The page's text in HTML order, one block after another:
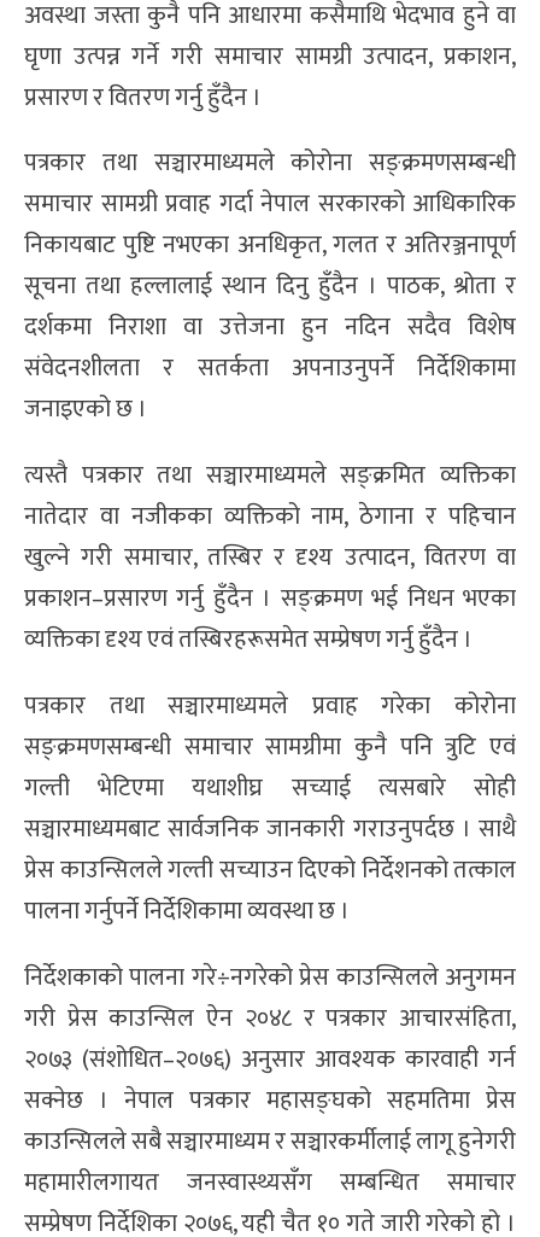
अवस्था जस्ता कुनै पनि आधारमा कसैमाथि भेदभाव हुने वा
घृणा उत्पन्न गर्ने गरी समाचार सामग्री उत्पादन, प्रकाशन,
प्रसारण र वितरण गर्नु हुँदैन ।
पत्रकार तथा सञ्चारमाध्यमले कोरोना सङ्क्रमणसम्बन्धी
समाचार सामग्री प्रवाह गर्दा नेपाल सरकारको आधिकारिक
निकायबाट पुष्टि नभएका अनधिकृत, गलत र अतिरञ्जनापूर्ण
सूचना तथा हल्लालाई स्थान दिनु हुँदैन । पाठक, श्रोता र
दर्शकमा निराशा वा उत्तेजना हुन नदिन सदैव विशेष
संवेदनशीलता र सतर्कता अपनाउनुपर्ने निर्देशिकामा
जनाइएको छ ।
त्यस्तै पत्रकार तथा सञ्चारमाध्यमले सङ्क्रमित व्यक्तिका
नातेदार वा नजीकका व्यक्तिको नाम, ठेगाना र पहिचान
खुल्ने गरी समाचार, तस्बिर र दृश्य उत्पादन, वितरण वा
प्रकाशन–प्रसारण गर्नु हुँदैन । सङ्क्रमण भई निधन भएका
व्यक्तिका दृश्य एवं तस्बिरहरूसमेत सम्प्रेषण गर्नु हुँदैन ।
पत्रकार तथा सञ्चारमाध्यमले प्रवाह गरेका कोरोना
सङ्क्रमणसम्बन्धी समाचार सामग्रीमा कुनै पनि त्रुटि एवं
गल्ती भेटिएमा यथाशीघ्र सच्याई त्यसबारे सोही
सञ्चारमाध्यमबाट सार्वजनिक जानकारी गराउनुपर्दछ । साथै
प्रेस काउन्सिलले गल्ती सच्याउन दिएको निर्देशनको तत्काल
पालना गर्नुपर्ने निर्देशिकामा व्यवस्था छ ।
निर्देशकाको पालना गरे÷नगरेको प्रेस काउन्सिलले अनुगमन
गरी प्रेस काउन्सिल ऐन २०४८ र पत्रकार आचारसंहिता,
२०७३ (संशोधित–२०७६) अनुसार आवश्यक कारवाही गर्न
सक्नेछ । नेपाल पत्रकार महासङ्घको सहमतिमा प्रेस
काउन्सिलले सबै सञ्चारमाध्यम र सञ्चारकर्मीलाई लागू हुनेगरी
महामारीलगायत जनस्वास्थ्यसँग सम्बन्धित समाचार
सम्प्रेषण निर्देशिका २०७६, यही चैत १० गते जारी गरेको हो ।